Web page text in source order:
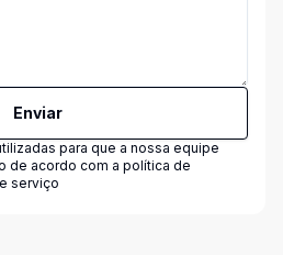
Enviar
para que a nossa equipe
de acordo com a política de
serviço